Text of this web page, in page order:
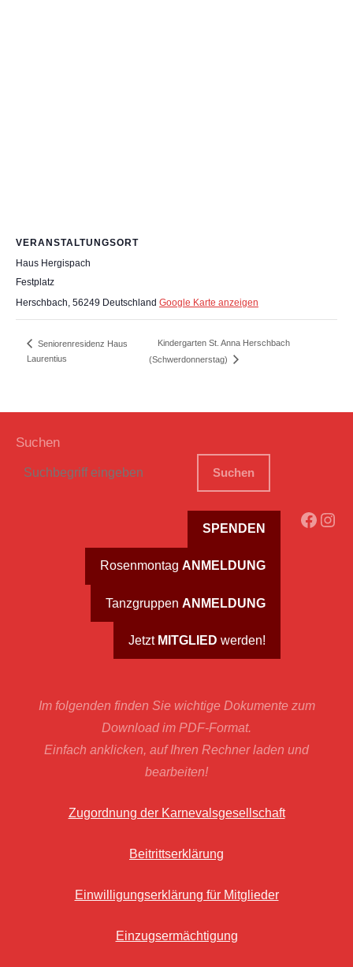
VERANSTALTUNGSORT
Haus Hergispach
Festplatz
Herschbach, 56249 Deutschland Google Karte anzeigen
Seniorenresidenz Haus
Laurentius
Kindergarten St. Anna Herschbach
(Schwerdonnerstag)
Suchen
Suchen
SPENDEN
Rosenmontag ANMELDUNG
Tanzgruppen ANMELDUNG
Jetzt MITGLIED werden!
Im folgenden finden Sie wichtige Dokumente zum
Download im PDF-Format.
Einfach anklicken, auf Ihren Rechner laden und
bearbeiten!
Zugordnung der Karnevalsgesellschaft
Beitrittserklärung
Einwilligungserklärung für Mitglieder
Einzugsermächtigung